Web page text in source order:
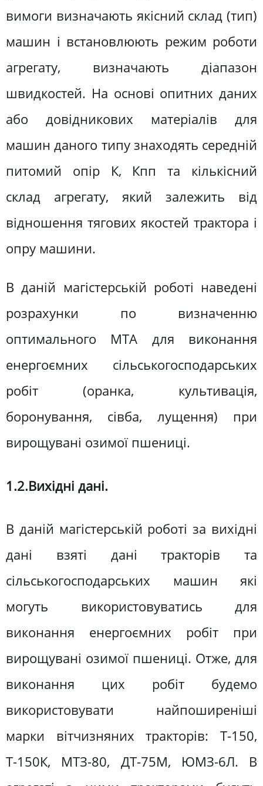
вимоги визначають якісний склад (тип)
машин і встановлюють режим роботи
агрегату, визначають діапазон
швидкостей. На основі опитних даних
або довідникових матеріалів для
машин даного типу знаходять середній
питомий опір К, Кпп та кількісний
склад агрегату, який залежить від
відношення тягових якостей трактора і
опру машини.
В даній магістерській роботі наведені
розрахунки по визначенню
оптимального МТА для виконання
енергоємних сільськогосподарських
робіт (оранка, культивація,
боронування, сівба, лущення) при
вирощувані озимої пшениці.
1.2.Вихідні дані.
В даній магістерській роботі за вихідні
дані взяті дані тракторів та
сільськогосподарських машин які
могуть використовуватись для
виконання енергоємних робіт при
вирощувані озимої пшениці. Отже, для
виконання цих робіт будемо
використовувати найпоширеніші
марки вітчизняних тракторів: Т-150,
Т-150К, МТЗ-80, ДТ-75М, ЮМЗ-6Л. В